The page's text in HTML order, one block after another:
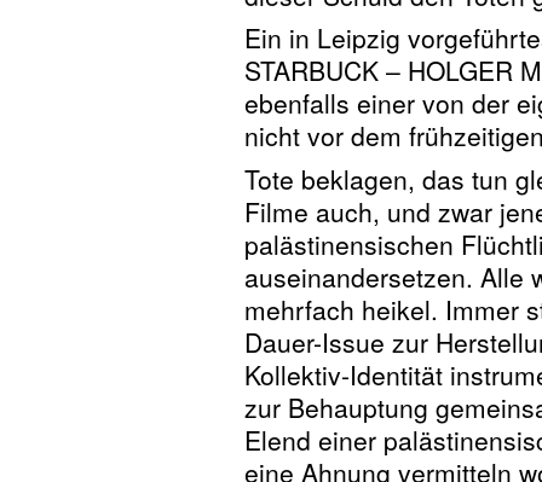
Ein in Leipzig
STARBUCK – HOLGER
ebenfalls einer von der
nicht vor dem
Tote beklagen, das tun
Filme auch, und zwar
palästinensischen
auseinandersetzen. Alle
mehrfach heikel. Immer
Dauer-Issue zur
Kollektiv-Identität
zur Behauptung
Elend einer
eine Ahnung vermitteln